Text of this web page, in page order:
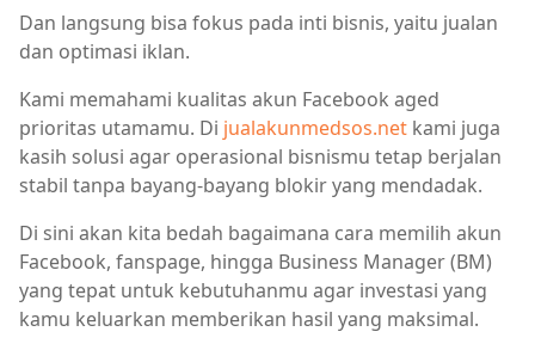
Dan langsung bisa fokus pada inti bisnis, yaitu jualan
dan optimasi iklan.
Kami memahami kualitas akun Facebook aged
prioritas utamamu. Di jualakunmedsos.net kami juga
kasih solusi agar operasional bisnismu tetap berjalan
stabil tanpa bayang-bayang blokir yang mendadak.
Di sini akan kita bedah bagaimana cara memilih akun
Facebook, fanspage, hingga Business Manager (BM)
yang tepat untuk kebutuhanmu agar investasi yang
kamu keluarkan memberikan hasil yang maksimal.